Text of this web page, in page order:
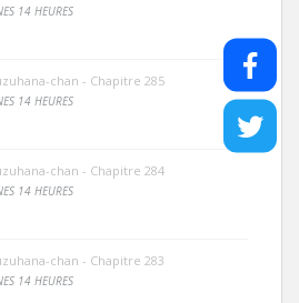
14 HEURES
chan - Chapitre 285
14 HEURES
chan - Chapitre 284
14 HEURES
chan - Chapitre 283
14 HEURES